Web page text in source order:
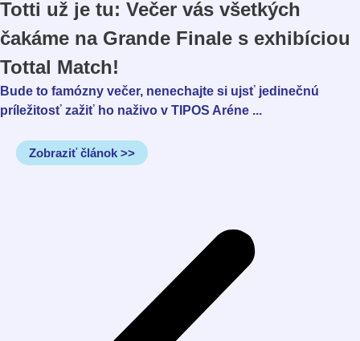
Totti už je tu: Večer vás všetkých
čakáme na Grande Finale s exhibíciou
Tottal Match!
Bude to famózny večer, nenechajte si ujsť jedinečnú
príležitosť zažiť ho naživo v TIPOS Aréne ...
Zobraziť článok >>